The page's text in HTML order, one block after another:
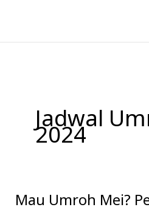
konten
Jadwal
2024
Mau Umroh Mei?
Mau